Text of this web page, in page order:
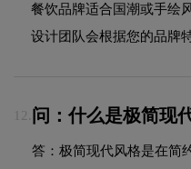
餐饮品牌适合国潮或手绘
设计团队会根据您的品牌
12. 问：什么是极简现
答：极简现代风格是在简